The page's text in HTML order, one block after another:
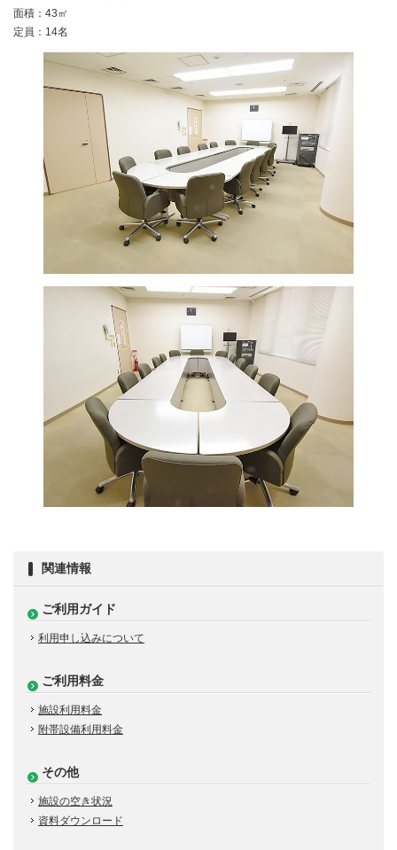
面積：43㎡
定員：14名
関連情報
ご利用ガイド
利用申し込みについて
ご利用料金
施設利用料金
附帯設備利用料金
その他
施設の空き状況
資料ダウンロード